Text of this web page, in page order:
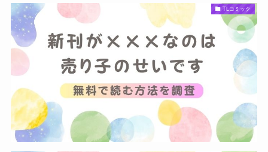
TLコミック